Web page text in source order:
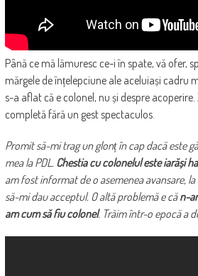
Până ce mă lămuresc ce-i în spate, vă ofer,
mărgele de înțelepciune ale aceluiași cadru
s-a aflat că e colonel, nu și despre
completă fără un gest spectaculos.
Promit să-mi trag un glonț în cap dacă este
mea la PDL. Chestia cu colonelul este iarăși
am fost informat de o asemenea avansare,
să-mi dau acceptul. O altă problemă e căn-
am cum să fiu colonel. Trăim într-o epocă a